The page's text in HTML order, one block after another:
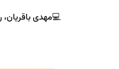
💻مهدی باقریان، رتبه۶۳ منطقه۱